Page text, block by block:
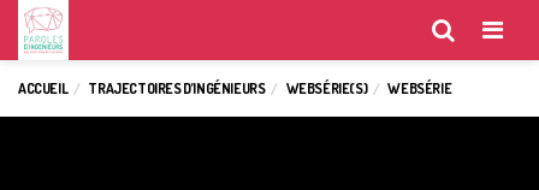
Menu
ACCUEIL TRAJECTOIRES D’INGÉNIEURS WEBSÉRIE(S) WEBSÉRIE